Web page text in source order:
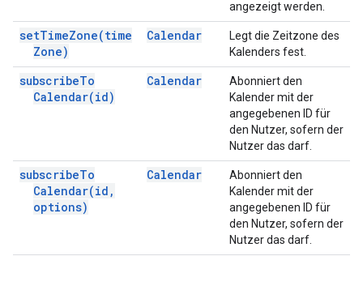
angezeigt werden.
setTimeZone(time
Zone)
Calendar
Legt die Zeitzone des
Kalenders fest.
subscribeTo
Calendar(id)
Calendar
Abonniert den
Kalender mit der
angegebenen ID für
den Nutzer, sofern der
Nutzer das darf.
subscribeTo
Calendar(id ,
options)
Calendar
Abonniert den
Kalender mit der
angegebenen ID für
den Nutzer, sofern der
Nutzer das darf.